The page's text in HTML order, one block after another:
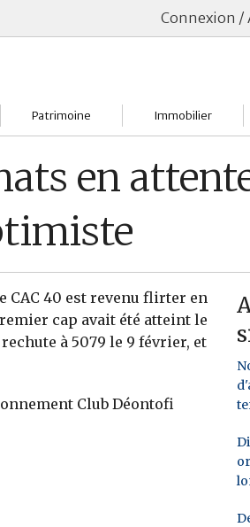
Connexion /
Patrimoine
Conseil Gestion
Objectifs & stratégie
Retraite
Transmission
Immobilier
Acheter
Location
Tendances
en
CAC 40 est revenu flirter en
cap avait été atteint le
à 5079 le 9 février, et
Club Déontofi